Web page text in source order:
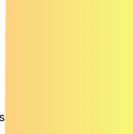
reserved.